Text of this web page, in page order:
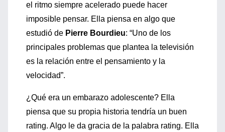
el ritmo siempre acelerado puede hacer
imposible pensar. Ella piensa en algo que
estudió de Pierre Bourdieu: “Uno de los
principales problemas que plantea la televisión
es la relación entre el pensamiento y la
velocidad”.
¿Qué era un embarazo adolescente? Ella
piensa que su propia historia tendría un buen
rating. Algo le da gracia de la palabra rating. Ella